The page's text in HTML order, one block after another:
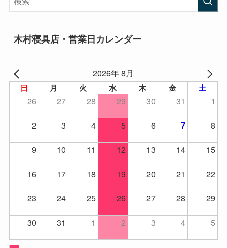
木村寝具店・営業日カレンダー
2026年 8月
日 月 火 水 木 金 土
26 27 28 29 30 31
1
2
3 4 5 6 7
8
9
10 11 12 13 14
15
16
17 18 19 20 21
22
23
24 25 26 27 28
29
30
31 1 2 3 4 5